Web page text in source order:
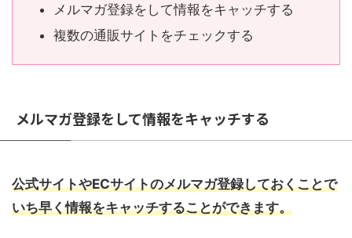
メルマガ登録をして情報をキャッチする
複数の通販サイトをチェックする
メルマガ登録をして情報をキャッチする
公式サイトやECサイトのメルマガ登録しておくことで
いち早く情報をキャッチすることができます。